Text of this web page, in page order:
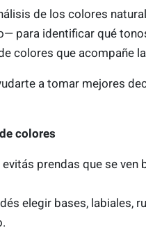
de los colores
para identificar qué
colores que acompañe
a tomar mejores
colores
evitás prendas que se ven
elegir bases, labiales,